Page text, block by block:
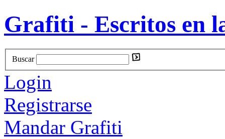
Grafiti - Escritos en
Buscar
Login
Registrarse
Mandar Grafiti